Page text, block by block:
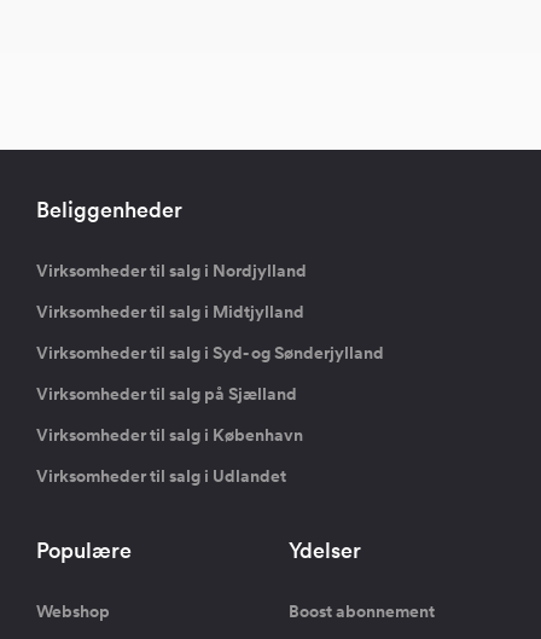
Beliggenheder
Virksomheder til salg i Nordjylland
Virksomheder til salg i Midtjylland
Virksomheder til salg i Syd- og Sønderjylland
Virksomheder til salg på Sjælland
Virksomheder til salg i København
Virksomheder til salg i Udlandet
Populære
Webshop
Ydelser
Boost abonnement